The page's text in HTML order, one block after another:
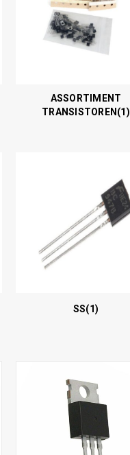
ASSORTIMENT
TRANSISTOREN (1)
SS(1)